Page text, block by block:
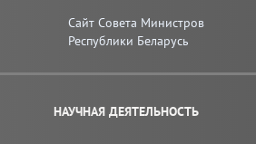
Сайт Совета Министров
Республики Беларусь
НАУЧНАЯ ДЕЯТЕЛЬНОСТЬ